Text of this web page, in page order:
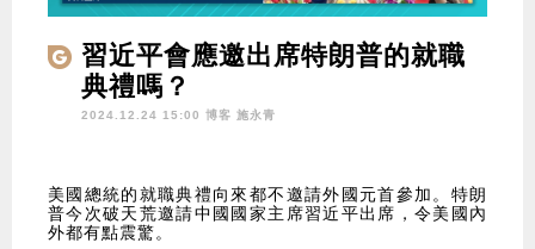
習近平會應邀出席特朗普的就職
典禮嗎？
2024.12.24 15:00 博客 施永青
美國總統的就職典禮向來都不邀請外國元首參加。特朗
普今次破天荒邀請中國國家主席習近平出席，令美國內
外都有點震驚。